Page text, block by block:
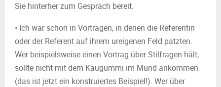
Sie hinterher zum Gespräch bereit.
• Ich war schon in Vorträgen, in denen die Referentin
oder der Referent auf ihrem ureigenen Feld patzten.
Wer beispielsweise einen Vortrag über Stilfragen hält,
sollte nicht mit dem Kaugummi im Mund ankommen
(das ist jetzt ein konstruiertes Beispiel!). Wer über